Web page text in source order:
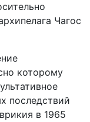
Чагос
которому
последствий
в 1965